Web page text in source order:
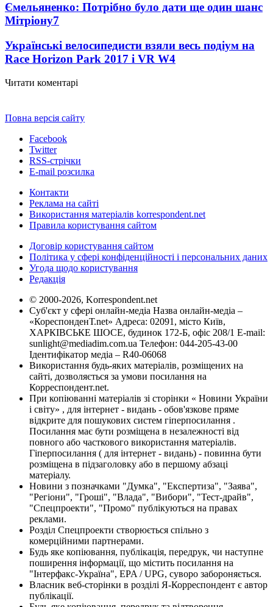
Ємельяненко: Потрібно було дати ще один шанс
Мітріону7
Українські велосипедисти взяли весь подіум на
Race Horizon Park 2017 і VR W4
Читати коментарі
Повна версія сайту
Facebook
Twitter
RSS-стрічки
E-mail розсилка
Контакти
Реклама на сайті
Використання матеріалів korrespondent.net
Правила користування сайтом
Договір користування сайтом
Політика у сфері конфіденційності і персональних даних
Угода щодо користування
Редакція
© 2000-2026, Korrespondent.net
Суб'єкт у сфері онлайн-медіа Назва онлайн-медіа –
«КореспонденТ.net» Адреса: 02091, місто Київ,
ХАРКІВСЬКЕ ШОСЕ, будинок 172-Б, офіс 208/1 E-mail:
sunlight@mediadim.com.ua Телефон: 044-205-43-00
Ідентифікатор медіа – R40-06068
Використання будь-яких матеріалів, розміщених на
сайті, дозволяється за умови посилання на
Корреспондент.net.
При копіюванні матеріалів зі сторінки « Новини України
і світу» , для інтернет - видань - обов'язкове пряме
відкрите для пошукових систем гіперпосилання .
Посилання має бути розміщена в незалежності від
повного або часткового використання матеріалів.
Гіперпосилання ( для інтернет - видань) - повинна бути
розміщена в підзаголовку або в першому абзаці
матеріалу.
Новини з позначками "Думка", "Експертиза", "Заява",
"Регіони", "Гроші", "Влада", "Вибори", "Тест-драйв",
"Спецпроекти", "Промо" публікуються на правах
реклами.
Розділ Спецпроекти створюється спільно з
комерційними партнерами.
Будь яке копіювання, публікація, передрук, чи наступне
поширення інформації, що містить посилання на
"Інтерфакс-Україна", EPA / UPG, суворо забороняється.
Власник веб-сторінки в розділі Я-Корреспондент є автор
публікації.